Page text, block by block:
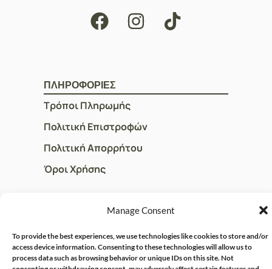
Manage Consent
To provide the best experiences, we use technologies like cookies to store and/or
access device information. Consenting to these technologies will allow us to
process data such as browsing behavior or unique IDs on this site. Not
ΠΛΗΡΟΦΟΡΙΕΣ
Τρόποι Πληρωμής
Πολιτική Επιστροφών
Πολιτική Απορρήτου
Όροι Χρήσης
ΓΡΗΓΟΡOI ΣΥΝΔΕΣΜΟΙ
Ο Λογαριασμός μου
Η Ομάδα μας